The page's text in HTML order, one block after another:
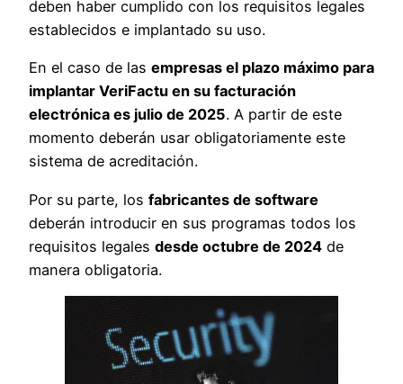
deben haber cumplido con los requisitos legales
establecidos e implantado su uso.
En el caso de las empresas el plazo máximo para
implantar VeriFactu en su facturación
electrónica es julio de 2025. A partir de este
momento deberán usar obligatoriamente este
sistema de acreditación.
Por su parte, los fabricantes de software
deberán introducir en sus programas todos los
requisitos legales desde octubre de 2024 de
manera obligatoria.